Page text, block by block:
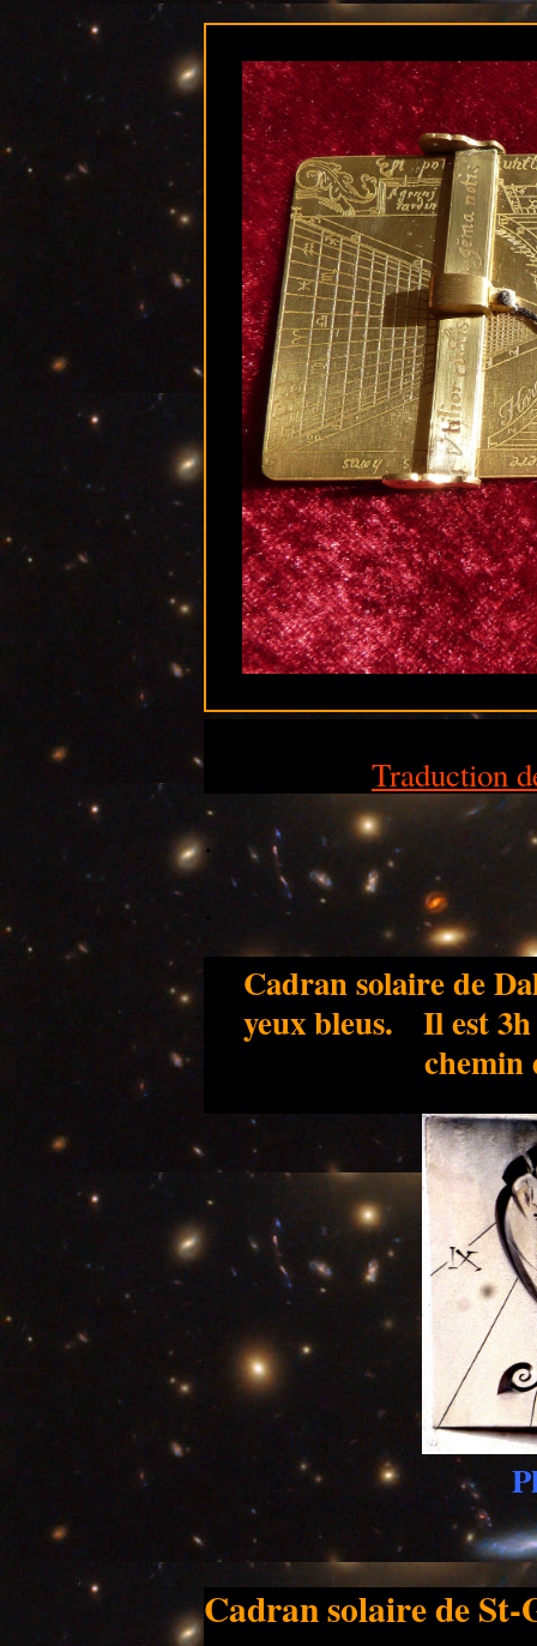
Traduction
.
Cadran solaire de
yeux bleus. Il est 3h
chemin
Cadran solaire de